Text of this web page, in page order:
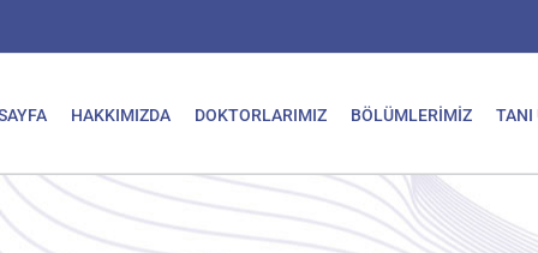
HAKKIMIZDA DOKTORLARIMIZ BÖLÜMLERİMİZ TANI